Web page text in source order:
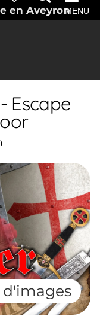
en AveyronMENU
Escape